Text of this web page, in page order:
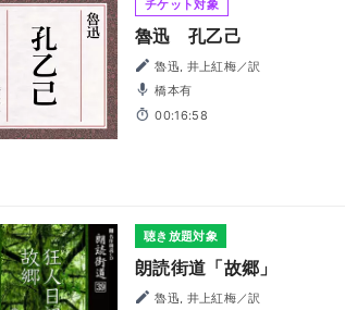
チケット対象
魯迅 孔乙己
魯迅, 井上紅梅／訳
橋本有
00:16:58
聴き放題対象
朗読街道「故郷」
魯迅, 井上紅梅／訳